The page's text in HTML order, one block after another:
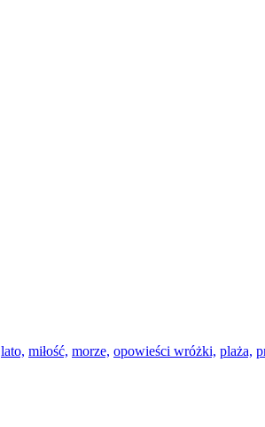
lato, miłość, morze, opowieści wróżki, plaża,